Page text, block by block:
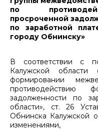
по
просроченной
по заработной
городу Обнинску»
В соответствии с
Калужской
формировании
противодействию
задолженности по
области», ст. 26
Обнинска Калужской
изменениями,